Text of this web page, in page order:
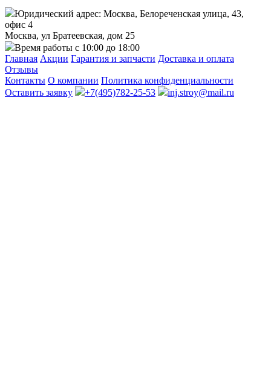
Юридический адрес: Москва, Белореченская улица, 43,
офис 4
Москва, ул Братеевская, дом 25
Время работы с 10:00 до 18:00
Главная Акции Гарантия и запчасти Доставка и оплата
Отзывы
Контакты О компании Политика конфиденциальности
Оставить заявку
+7(495)782-25-53 inj.stroy@mail.ru